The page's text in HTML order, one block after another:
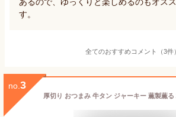
す。
全てのおすすめコメント（3件）
no. 3